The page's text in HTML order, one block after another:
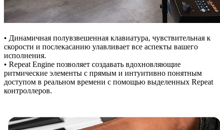
• Динамичная полувзвешенная клавиатура, чувствительная к
скорости и послекасанию улавливает все аспекты вашего
исполнения.
• Repeat Engine позволяет создавать вдохновляющие
ритмические элементы с прямым и интуитивно понятным
доступом в реальном времени с помощью выделенных Repeat
контроллеров.